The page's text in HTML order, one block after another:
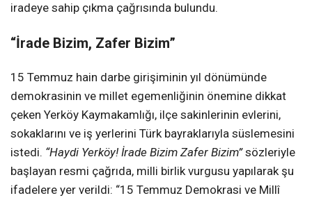
iradeye sahip çıkma çağrısında bulundu.
“İrade Bizim, Zafer Bizim”
15 Temmuz hain darbe girişiminin yıl dönümünde
demokrasinin ve millet egemenliğinin önemine dikkat
çeken Yerköy Kaymakamlığı, ilçe sakinlerinin evlerini,
sokaklarını ve iş yerlerini Türk bayraklarıyla süslemesini
istedi. “Haydi Yerköy! İrade Bizim Zafer Bizim”sözleriyle
başlayan resmi çağrıda, milli birlik vurgusu yapılarak şu
ifadelere yer verildi: “15 Temmuz Demokrasi ve Millî